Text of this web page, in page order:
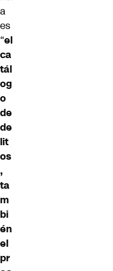
a
es
“el
ca
tál
og
o
de
de
lit
os
,
ta
m
bi
én
el
pr